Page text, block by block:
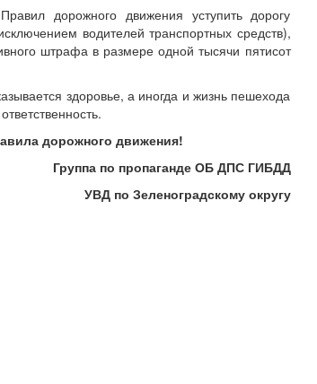
дорожного движения уступить дорогу
водителей транспортных средств),
штрафа в размере одной тысячи пятисот
здоровье, а иногда и жизнь пешехода
дорожного движения!
Группа по пропаганде ОБ ДПС ГИБДД
УВД по Зеленоградскому округу